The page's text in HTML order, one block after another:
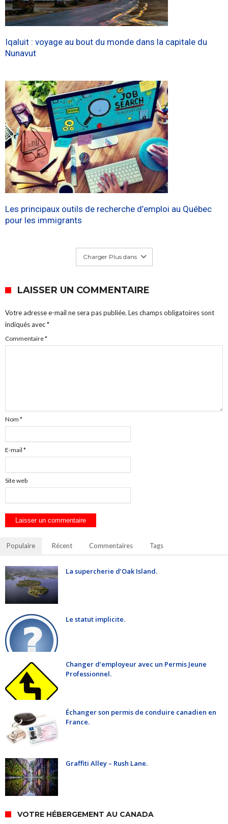
Iqaluit : voyage au bout du monde dans la capitale du
Nunavut
Les principaux outils de recherche d’emploi au Québec
pour les immigrants
Charger Plus dans
LAISSER UN COMMENTAIRE
Votre adresse e-mail ne sera pas publiée. Les champs obligatoires sont
indiqués avec*
Commentaire*
Nom *
E-mail *
Site web
Populaire Récent Commentaires Tags
La supercherie d’Oak Island.
Le statut implicite.
Changer d’employeur avec un Permis Jeune
Professionnel.
Échanger son permis de conduire canadien en
France.
Graffiti Alley – Rush Lane.
VOTRE HÉBERGEMENT AU CANADA